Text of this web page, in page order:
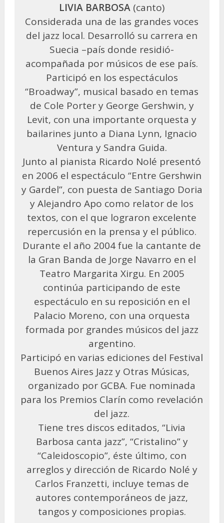
LIVIA BARBOSA (canto)
Considerada una de las grandes voces
del jazz local. Desarrolló su carrera en
Suecia –país donde residió-
acompañada por músicos de ese país.
Participó en los espectáculos
“Broadway”, musical basado en temas
de Cole Porter y George Gershwin, y
Levit, con una importante orquesta y
bailarines junto a Diana Lynn, Ignacio
Ventura y Sandra Guida.
Junto al pianista Ricardo Nolé presentó
en 2006 el espectáculo “Entre Gershwin
y Gardel”, con puesta de Santiago Doria
y Alejandro Apo como relator de los
textos, con el que lograron excelente
repercusión en la prensa y el público.
Durante el año 2004 fue la cantante de
la Gran Banda de Jorge Navarro en el
Teatro Margarita Xirgu. En 2005
continúa participando de este
espectáculo en su reposición en el
Palacio Moreno, con una orquesta
formada por grandes músicos del jazz
argentino.
Participó en varias ediciones del Festival
Buenos Aires Jazz y Otras Músicas,
organizado por GCBA. Fue nominada
para los Premios Clarín como revelación
del jazz.
Tiene tres discos editados, “Livia
Barbosa canta jazz”, “Cristalino” y
“Caleidoscopio”, éste último, con
arreglos y dirección de Ricardo Nolé y
Carlos Franzetti, incluye temas de
autores contemporáneos de jazz,
tangos y composiciones propias.